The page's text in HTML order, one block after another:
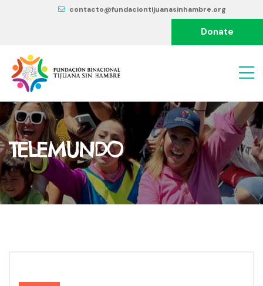
contacto@fundaciontijuanasinhambre.org
Donate
TELEMUNDO